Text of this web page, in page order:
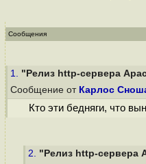
Сообщения
1. "Релиз http-сервера
Сообщение от Карлос
Кто эти бедняги, что
2. "Релиз http-сервера